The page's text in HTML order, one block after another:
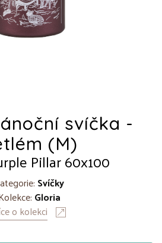
svíčka -
(M)
Pillar 60x100
Svíčky
Gloria
o kolekci